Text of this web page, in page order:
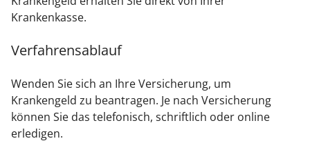
Krankenkasse.
Verfahrensablauf
Wenden Sie sich an Ihre Versicherung, um
Krankengeld zu beantragen. Je nach Versicherung
können Sie das telefonisch, schriftlich oder online
erledigen.